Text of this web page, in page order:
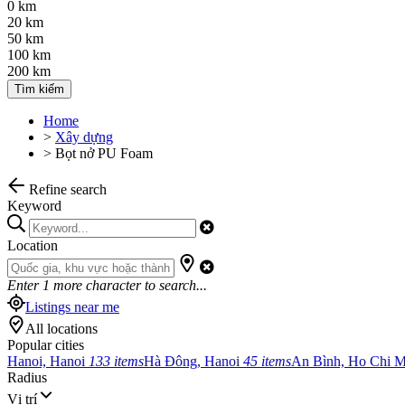
0 km
20 km
50 km
100 km
200 km
Tìm kiếm
Home
> Xây dựng
> Bọt nở PU Foam
Refine search
Keyword
Location
Enter 1 more character to search...
Listings near me
All locations
Popular cities
Hanoi, Hanoi 133 itemsHà Đông, Hanoi 45 itemsAn Bình, Ho Chi
Radius
Vị trí